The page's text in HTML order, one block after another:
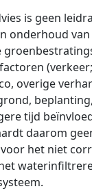
is geen
onderhoud van
overige
tijd
daarom
het niet